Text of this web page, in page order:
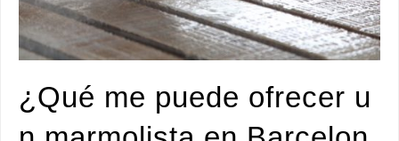
¿Qué me puede ofrecer u